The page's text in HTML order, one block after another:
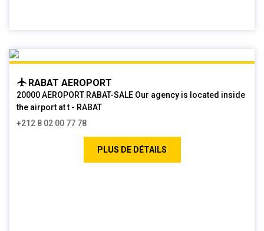
RABAT AEROPORT
20000 AEROPORT RABAT-SALE Our agency is located inside
the airport at t - RABAT
+212 8 02 00 77 78
PLUS DE DÉTAILS